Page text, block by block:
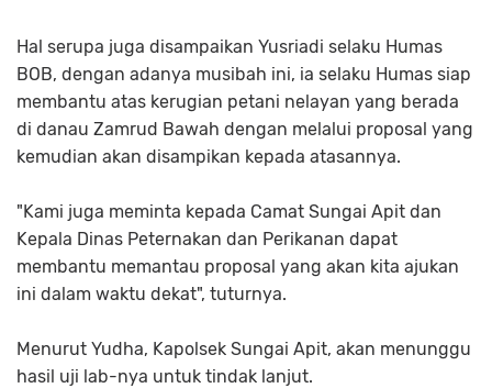
Hal serupa juga disampaikan Yusriadi selaku Humas
BOB, dengan adanya musibah ini, ia selaku Humas siap
membantu atas kerugian petani nelayan yang berada
di danau Zamrud Bawah dengan melalui proposal yang
kemudian akan disampikan kepada atasannya.
"Kami juga meminta kepada Camat Sungai Apit dan
Kepala Dinas Peternakan dan Perikanan dapat
membantu memantau proposal yang akan kita ajukan
ini dalam waktu dekat", tuturnya.
Menurut Yudha, Kapolsek Sungai Apit, akan menunggu
hasil uji lab-nya untuk tindak lanjut.